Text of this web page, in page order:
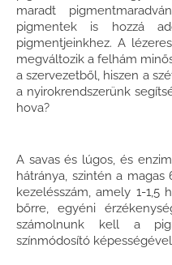
maradt
pigmentek is hozzá
pigmentjeinkhez. A
megváltozik a felhám
a szervezetből, hiszen a
a nyirokrendszerünk
hova?
A savas és lúgos, és
hátránya, szintén a magas
kezelésszám, amely 1-1,5
bőrre, egyéni
számolnunk kell a
színmódosító